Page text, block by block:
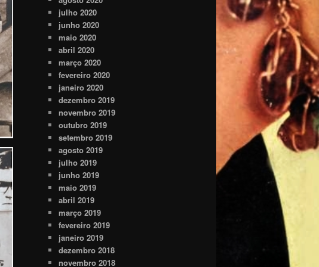
julho 2020
junho 2020
maio 2020
abril 2020
março 2020
fevereiro 2020
janeiro 2020
dezembro 2019
novembro 2019
outubro 2019
setembro 2019
agosto 2019
julho 2019
junho 2019
maio 2019
abril 2019
março 2019
fevereiro 2019
janeiro 2019
dezembro 2018
novembro 2018